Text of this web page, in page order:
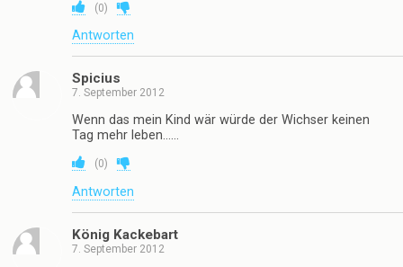
(0)
Antworten
Spicius
7. September 2012
Wenn das mein Kind wär würde der Wichser keinen
Tag mehr leben……
(0)
Antworten
König Kackebart
7. September 2012